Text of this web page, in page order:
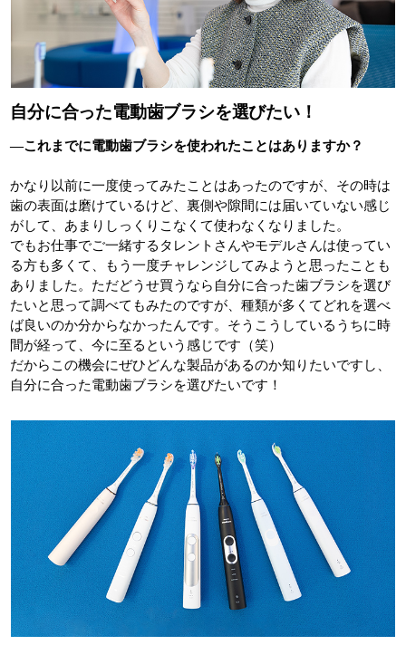
自分に合った電動歯ブラシを選びたい！
―これまでに電動歯ブラシを使われたことはありますか？
かなり以前に一度使ってみたことはあったのですが、その時は
歯の表面は磨けているけど、裏側や隙間には届いていない感じ
がして、あまりしっくりこなくて使わなくなりました。
でもお仕事でご一緒するタレントさんやモデルさんは使ってい
る方も多くて、もう一度チャレンジしてみようと思ったことも
ありました。ただどうせ買うなら自分に合った歯ブラシを選び
たいと思って調べてもみたのですが、種類が多くてどれを選べ
ば良いのか分からなかったんです。そうこうしているうちに時
間が経って、今に至るという感じです（笑）
だからこの機会にぜひどんな製品があるのか知りたいですし、
自分に合った電動歯ブラシを選びたいです！